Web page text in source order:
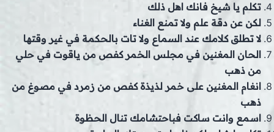
تكلم يا شيخ فانك اهل ذلك
لكن عن دقة علم ولا تمنع الغناء
لا تطلق كلامك عند السماع ولا تات بالحكمة في غير وقتها
الحان المغنين في مجلس الخمر كفص من ياقوت في حلي
من ذهب
انغام المغنين على خمر لذيذة كفص من زمرد في مصوغ من
ذهب
اسمع وانت ساكت فباحتشامك تنال الحظوة